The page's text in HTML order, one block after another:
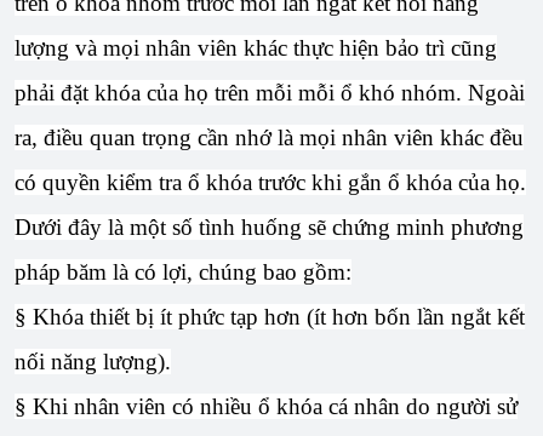
lượng và mọi nhân viên khác thực hiện bảo trì cũng
phải đặt khóa của họ trên mỗi mỗi ổ khó nhóm. Ngoài
ra, điều quan trọng cần nhớ là mọi nhân viên khác đều
có quyền kiểm tra ổ khóa trước khi gắn ổ khóa của họ.
Dưới đây là một số tình huống sẽ chứng minh phương
pháp băm là có lợi, chúng bao gồm:
§ Khóa thiết bị ít phức tạp hơn (ít hơn bốn lần ngắt kết
nối năng lượng).
§ Khi nhân viên có nhiều ổ khóa cá nhân do người sử